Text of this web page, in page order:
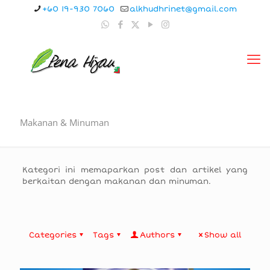
+60 19-930 7060 alkhudhrinet@gmail.com
Makanan & Minuman
Kategori ini memaparkan post dan artikel yang
berkaitan dengan makanan dan minuman.
Categories Tags Authors Show all